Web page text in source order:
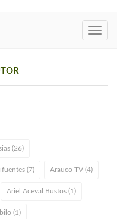
(26)
(7) Arauco TV (4)
Ariel Aceval Bustos (1)
(1)